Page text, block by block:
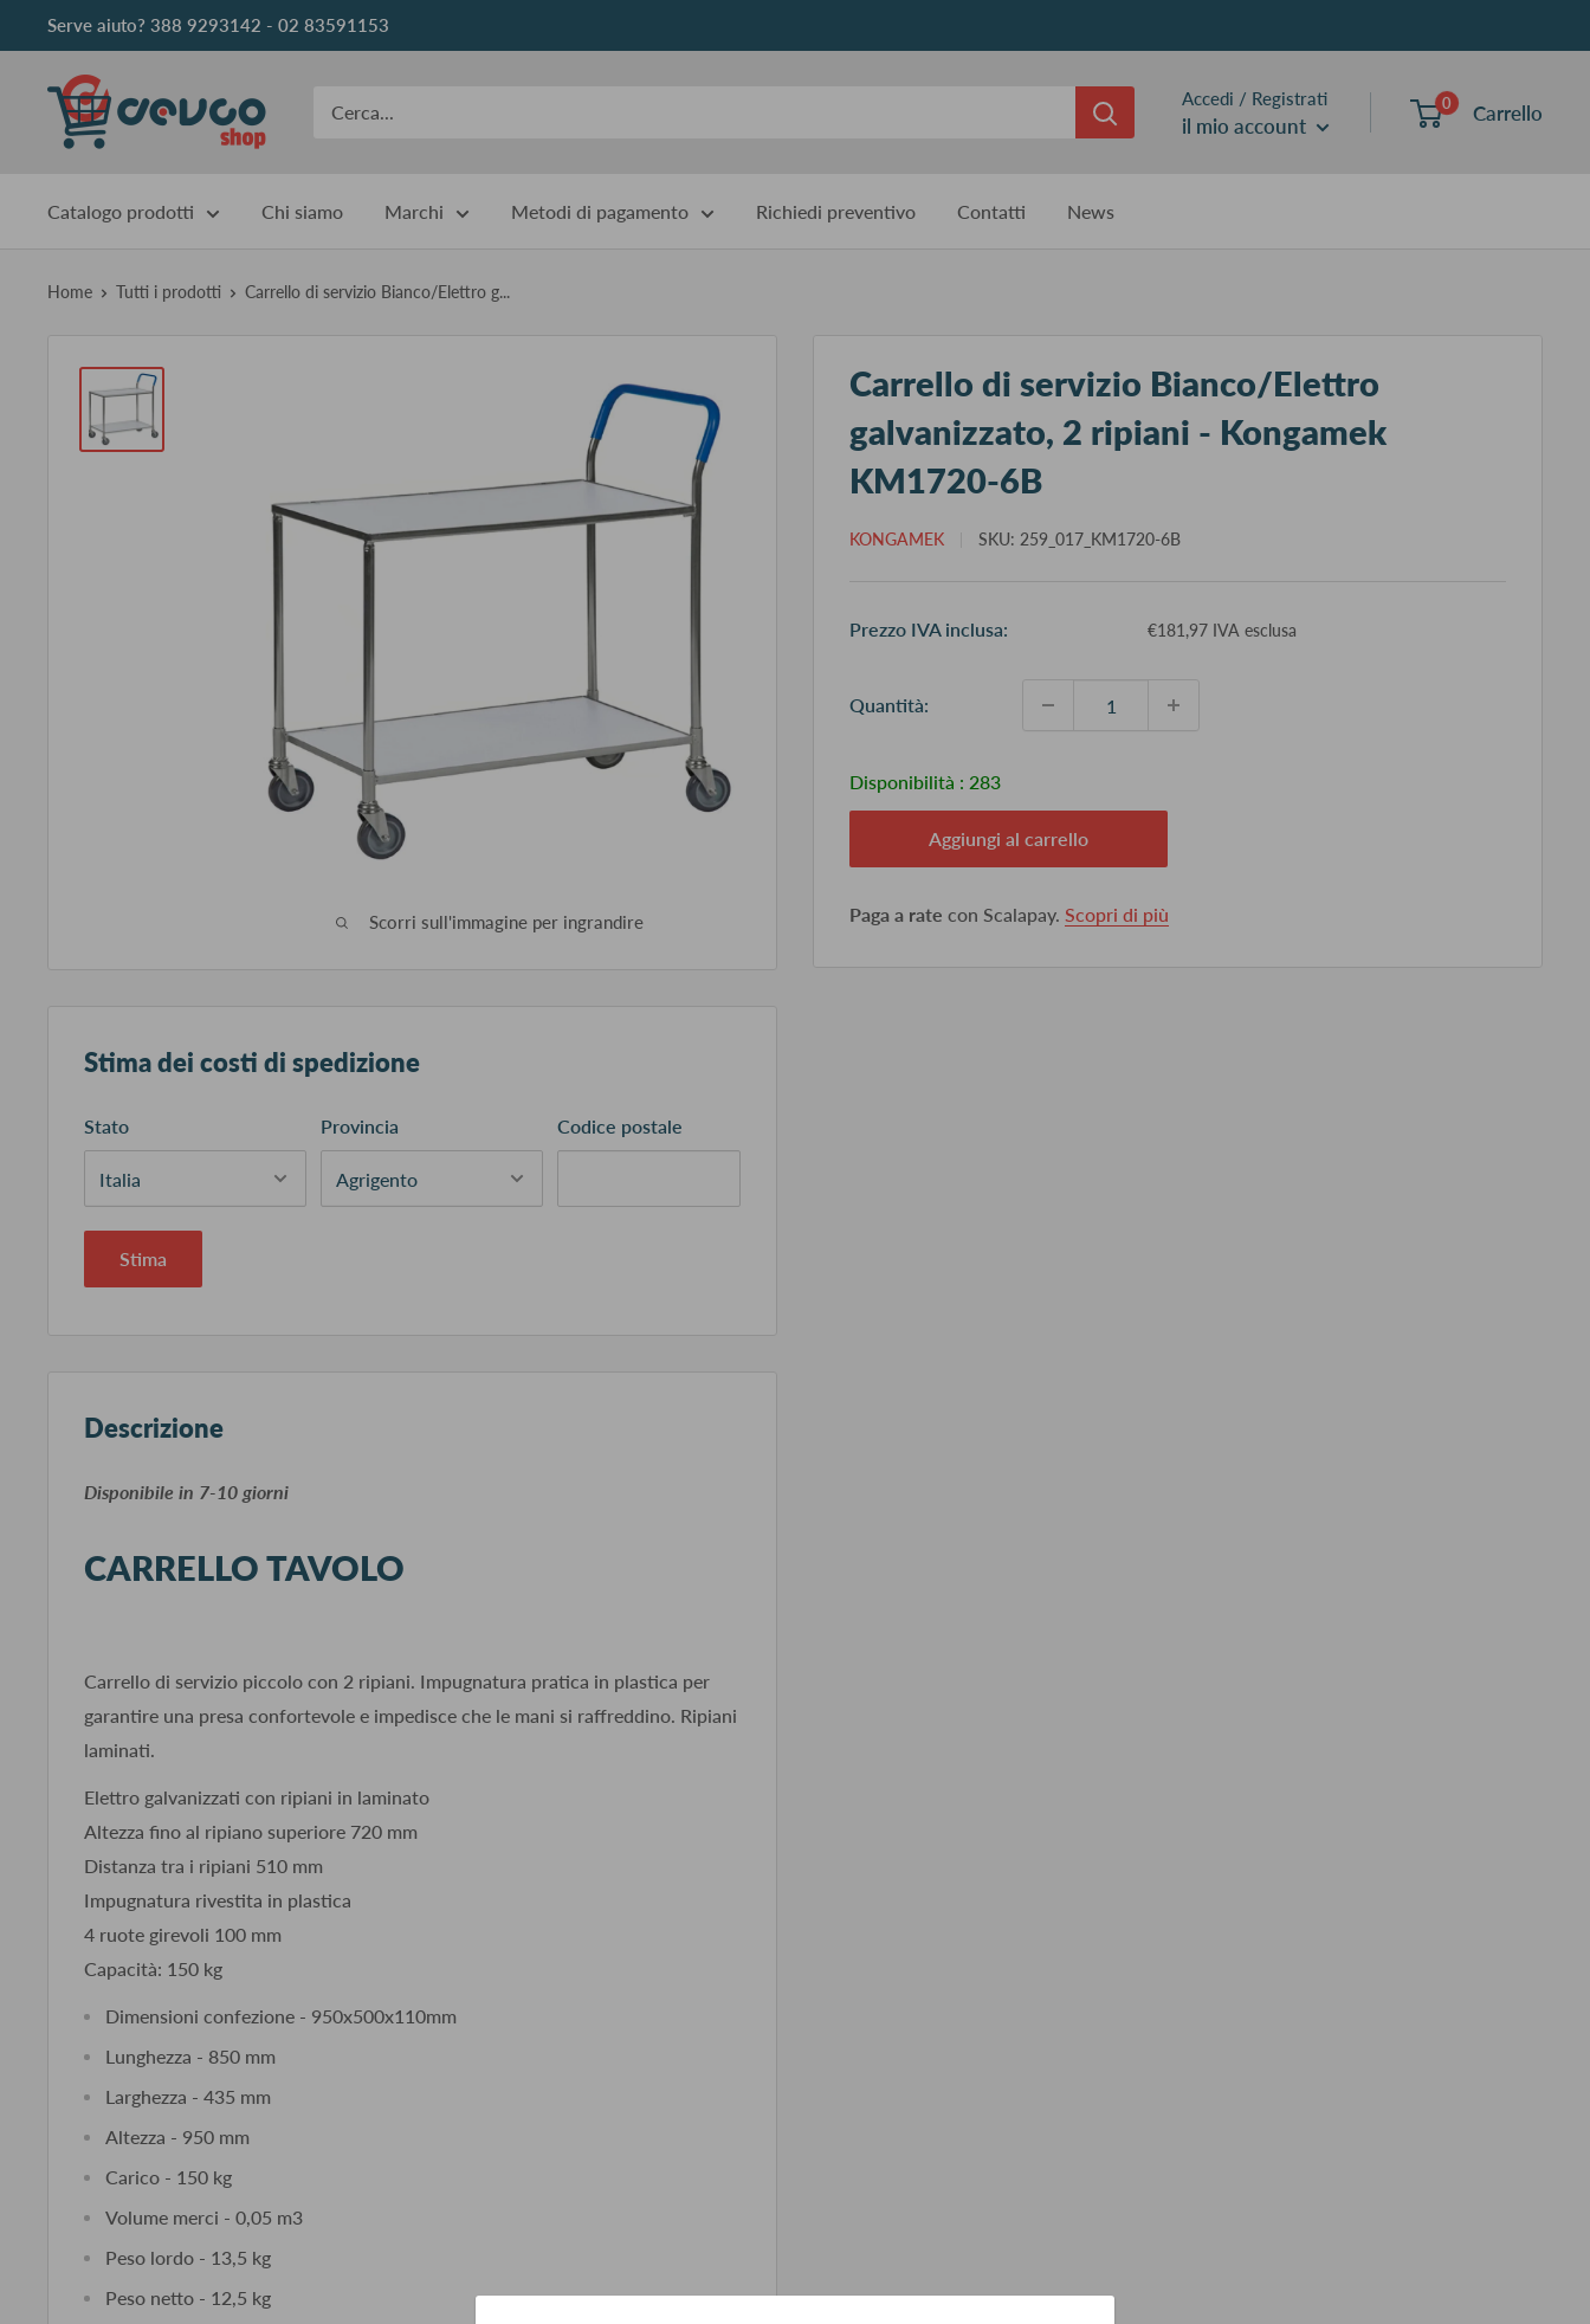
al
contenuto
Serve aiuto? 388 9293142 - 02 83591153
DEVCOshop Accedi / Registrati
il mio account
0 Carrello
Catalogo prodotti Chi siamo Marchi Metodi di pagamento Richiedi preventivo Contatti News
Home Tutti i prodotti Carrello di servizio Bianco/Elettro g...
Scorri sull'immagine per ingrandire
Carrello di servizio Bianco/Elettro
galvanizzato, 2 ripiani - Kongamek
KM1720-6B
KONGAMEK SKU: 259_017_KM1720-6B
Prezzo IVA inclusa: €181,97 IVA esclusa
Quantità:
Disponibilità : 283
Aggiungi al carrello
Paga a rate con Scalapay. Scopri di più
Stima dei costi di spedizione
Stato Provincia Codice postale
Stima
Descrizione
​Disponibile in 7-10 giorni
CARRELLO TAVOLO
Carrello di servizio piccolo con 2 ripiani. Impugnatura pratica in plastica per
garantire una presa confortevole e impedisce che le mani si raffreddino. Ripiani
laminati.
Elettro galvanizzati con ripiani in laminato
Altezza fino al ripiano superiore 720 mm
Distanza tra i ripiani 510 mm
Impugnatura rivestita in plastica
4 ruote girevoli 100 mm
Capacità: 150 kg
Dimensioni confezione - 950x500x110mm
Lunghezza - 850 mm
Larghezza - 435 mm
Altezza - 950 mm
Carico - 150 kg
Volume merci - 0,05 m3
Peso lordo - 13,5 kg
Peso netto - 12,5 kg